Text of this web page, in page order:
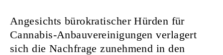
Angesichts bürokratischer Hürden für
Cannabis-Anbauvereinigungen verlagert
sich die Nachfrage zunehmend in den